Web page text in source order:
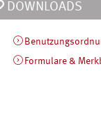
DOWNLOADS
Formulare &